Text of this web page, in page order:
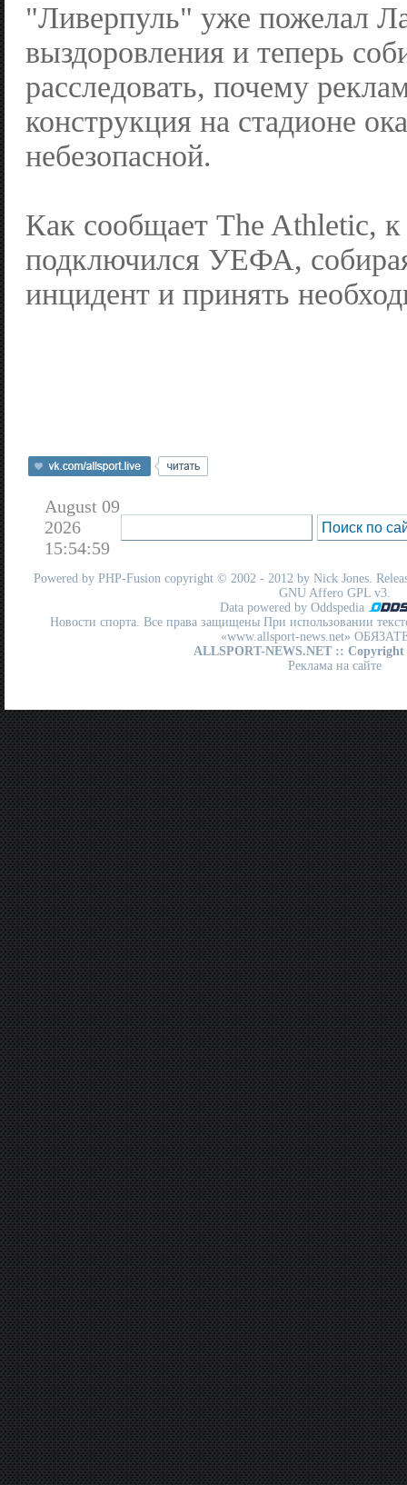
"Ливерпуль" уже пожелал
выздоровления и теперь
расследовать, почему
конструкция на стадионе
небезопасной.
Как сообщает The Athletic, к
подключился УЕФА,
инцидент и принять
August 09
2026
15:54:59
Powered by PHP-Fusion copyright © 2002 - 2012 by Nick Jones.
GNU Affero GPL v3.
Data powered by Oddspedia
Новости спорта. Все права защищены При использовании
«www.allsport-news.net»
ALLSPORT-NEWS.NET :: Copyright
Реклама на сайте